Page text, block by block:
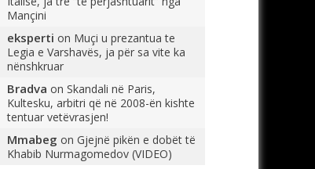
Mançini
eksperti on Muçi u prezantua te
Legia e Varshavës, ja për sa vite ka
nënshkruar
Bradva on Skandali në Paris,
Kultesku, arbitri që në 2008-ën kishte
tentuar vetëvrasjen!
Mmabeg on Gjejnë pikën e dobët të
Khabib Nurmagomedov (VIDEO)